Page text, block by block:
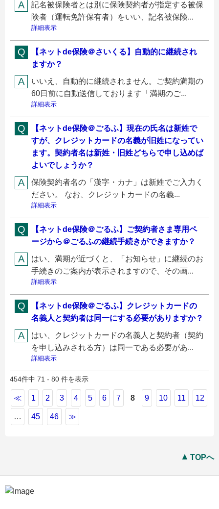
記名被保険者とは別に保険契約者が指定する被保
険者（運転免許保有者）をいい、記名被保険...
詳細表示
【ネットde保険＠さいくる】自動的に継続され
ますか？
いいえ、自動的に継続されません。ご契約満期の
60日前に自動送信しております「満期のご...
詳細表示
【ネットde保険＠ごるふ】現在の氏名は新姓で
すが、クレジットカードの名義が旧姓になってい
ます。契約者名は新姓・旧姓どちらで申し込めば
よいでしょうか？
保険契約者名の「漢字・カナ」は新姓でご入力く
ださい。 なお、クレジットカードの名義...
詳細表示
【ネットde保険＠ごるふ】ご契約者さま専用ペ
ージから＠ごるふの継続手続きができますか？
はい、満期が近づくと、「お知らせ」に継続のお
手続きのご案内が表示されますので、その画...
詳細表示
【ネットde保険＠ごるふ】クレジットカードの
名義人と契約者は同一にする必要がありますか？
はい、クレジットカードの名義人と契約者（契約
を申し込みされる方）は同一である必要があ...
詳細表示
454件中 71 - 80 件を表示
≪ 1 2 3 4 5 6 7 8 9 10 11 12
… 45 46 ≫
TOPへ